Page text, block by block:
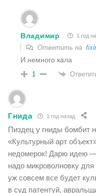
Владимир 1 год
Ответить на
И немного кала
1
Гнида 1 год назад
Пиздец у гниды бомбит
«Культурный арт
недомерок! Дарю идею
надо микроволновку для
уж совсем все будет
в суд патентуй,